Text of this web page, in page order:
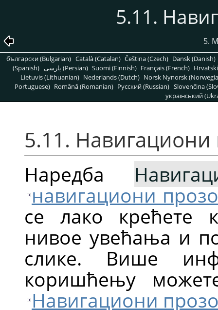
5.11.
5.
български (Bulgarian) Català (Catalan) Čeština (Czech) Dansk (Danish)
(Spanish)
پارسی (Persian) Suomi (Finnish) Français (French)
Lietuvis (Lithuanian) Nederlands (Dutch) Norsk Nynorsk
Portuguese) Română (Romanian) Pусский (Russian) Slovenčina
український
5.11. Навигациони
Наредба
навигациони
се лако крећете
нивое увећања и
слике. Више
коришћењу
Навигациони